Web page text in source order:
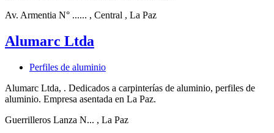
Av. Armentia N° ...... , Central , La Paz
Alumarc Ltda
Perfiles de aluminio
Alumarc Ltda, . Dedicados a carpinterías de aluminio, perfiles de
aluminio. Empresa asentada en La Paz.
Guerrilleros Lanza N... , La Paz